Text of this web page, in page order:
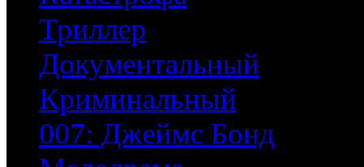
Триллер
Документальный
Криминальный
007: Джеймс Бонд